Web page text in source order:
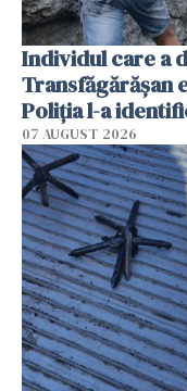
Individul care a
Transfăgărășan
Poliția l-a
07 AUGUST 2026